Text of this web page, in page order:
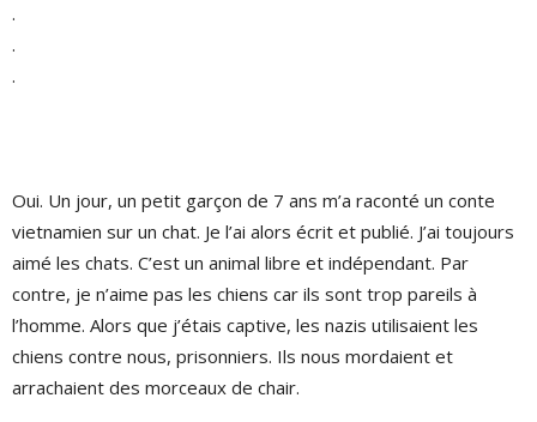
.
.
.
Oui. Un jour, un petit garçon de 7 ans m’a raconté un conte
vietnamien sur un chat. Je l’ai alors écrit et publié. J’ai toujours
aimé les chats. C’est un animal libre et indépendant. Par
contre, je n’aime pas les chiens car ils sont trop pareils à
l’homme. Alors que j’étais captive, les nazis utilisaient les
chiens contre nous, prisonniers. Ils nous mordaient et
arrachaient des morceaux de chair.